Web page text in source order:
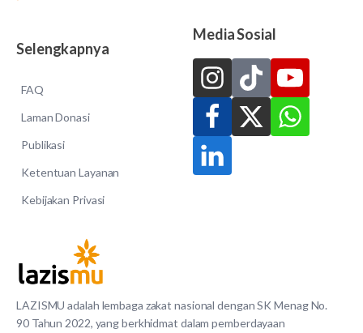
LAZISMU adalah lembaga zakat nasional dengan SK Menag No.
90 Tahun 2022, yang berkhidmat dalam pemberdayaan
Selengkapnya
FAQ
Laman Donasi
Publikasi
Ketentuan Layanan
Kebijakan Privasi
Media Sosial